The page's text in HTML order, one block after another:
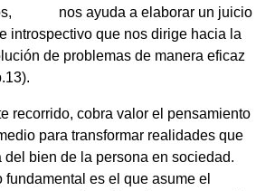
nos ayuda a elaborar un juicio
introspectivo que nos dirige hacia la
de problemas de manera eficaz
recorrido, cobra valor el pensamiento
para transformar realidades que
del bien de la persona en sociedad.
fundamental es el que asume el